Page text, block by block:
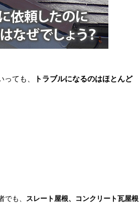
ても、
トラブルになるのはほとんど
でも、 スレート屋根、コンクリート瓦屋根